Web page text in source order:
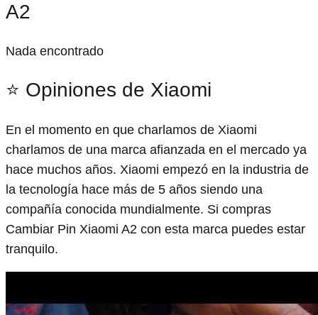
A2
Nada encontrado
⭐ Opiniones de Xiaomi
En el momento en que charlamos de Xiaomi
charlamos de una marca afianzada en el mercado ya
hace muchos años. Xiaomi empezó en la industria de
la tecnología hace más de 5 años siendo una
compañía conocida mundialmente. Si compras
Cambiar Pin Xiaomi A2 con esta marca puedes estar
tranquilo.